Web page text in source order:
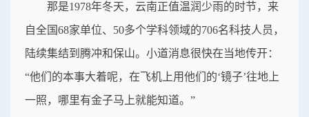
那是1978年冬天，云南正值温润少雨的时节，来
自全国68家单位、50多个学科领域的706名科技人员，
陆续集结到腾冲和保山。小道消息很快在当地传开：
“他们的本事大着呢，在飞机上用他们的‘镜子’往地上
一照，哪里有金子马上就能知道。”